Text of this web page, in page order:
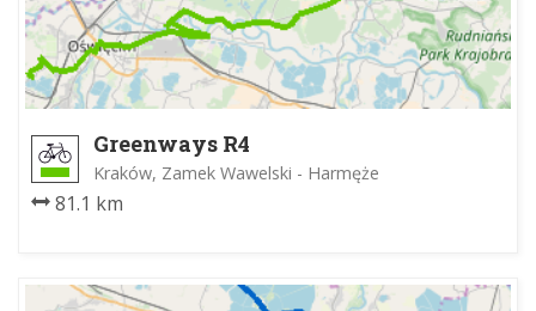
Greenways R4
Kraków, Zamek Wawelski - Harmęże
81.1 km